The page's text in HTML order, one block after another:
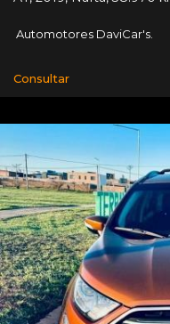
Automotores DaviCar's.
Consultar